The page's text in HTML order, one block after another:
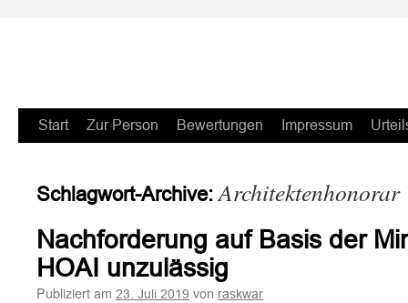
Zum
springen
Start Zur Person Bewertungen Impressum
Schlagwort-Archive:Architektenhonorar
Nachforderung auf Basis der
HOAI unzulässig
Publiziert am 23. Juli 2019 von raskwar